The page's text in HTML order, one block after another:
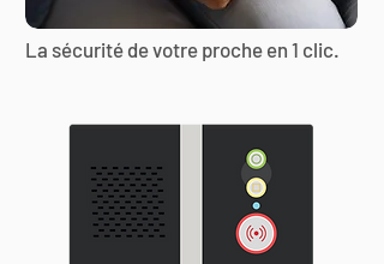
La sécurité de votre proche en 1 clic.